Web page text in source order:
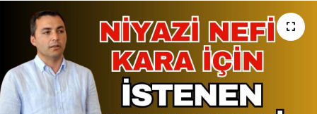
Magazin
Resmi İlan
Sağlık & Yaşam